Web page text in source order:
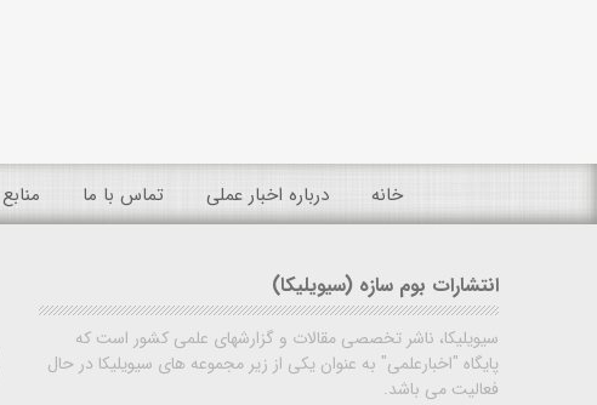
خانه درباره اخبار عملی تماس با ما منابع
انتشارات بوم سازه (سیویلیکا)
سیویلیکا، ناشر تخصصی مقالات و گزارشهای علمی کشور است که
پایگاه "اخبارعلمی" به عنوان یکی از زیر مجموعه های سیویلیکا در حال
فعالیت می باشد.